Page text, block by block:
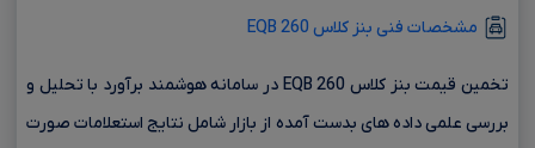
مشخصات فنی بنز کلاس EQB 260
تخمین قیمت بنز کلاس EQB 260 در سامانه هوشمند برآورد با تحلیل و
بررسی علمی داده های بدست آمده از بازار شامل نتایج استعلامات صورت